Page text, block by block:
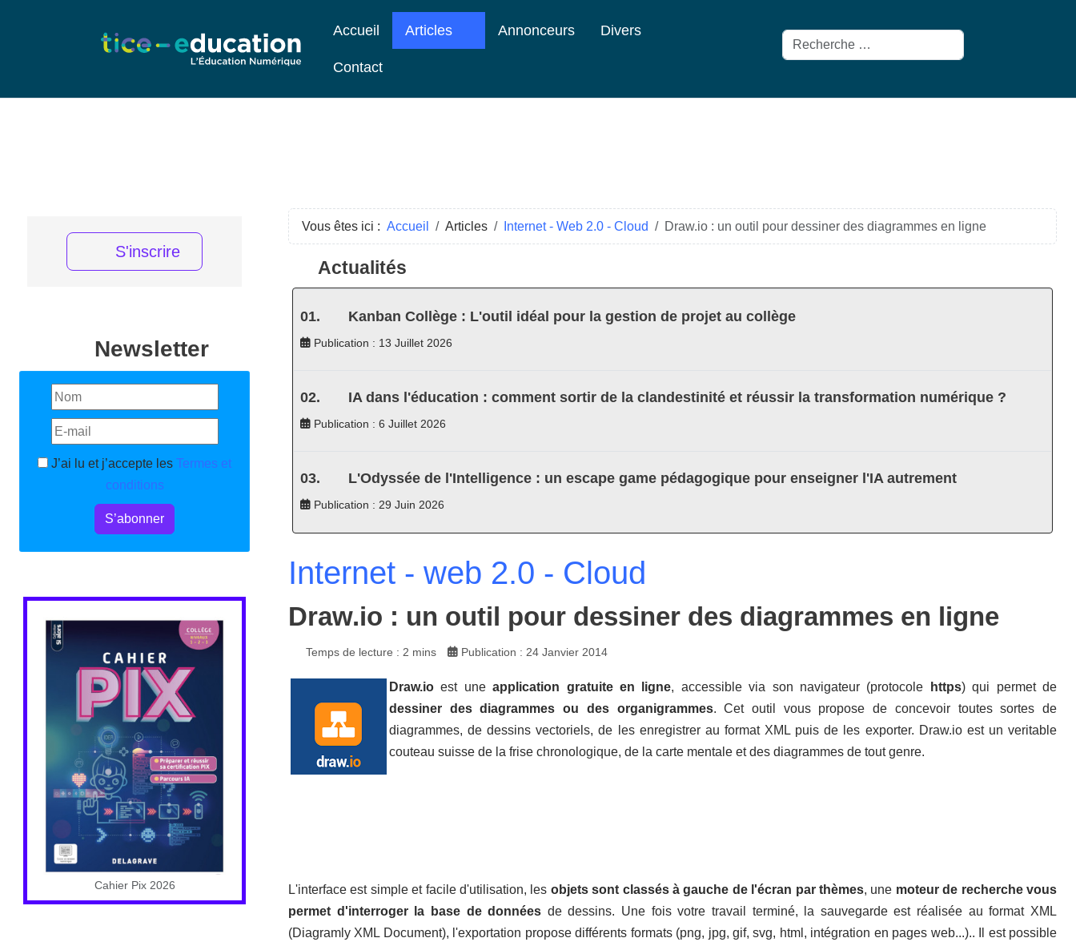
Accueil Articles Annonceurs Divers
Contact
Rechercher
S'inscrire
Newsletter
J’ai lu et j’accepte les Termes et
conditions
S’abonner
Cahier Pix 2026
Vous êtes ici : Accueil Articles Internet - Web 2.0 - Cloud Draw.io : un outil pour dessiner des diagrammes en ligne
Actualités
Kanban Collège : L'outil idéal pour la gestion de projet au collège
Publication : 13 Juillet 2026
IA dans l'éducation : comment sortir de la clandestinité et réussir la transformation numérique ?
Publication : 6 Juillet 2026
L'Odyssée de l'Intelligence : un escape game pédagogique pour enseigner l'IA autrement
Publication : 29 Juin 2026
Internet - web 2.0 - Cloud
Draw.io : un outil pour dessiner des diagrammes en ligne
Temps de lecture : 2 mins Publication : 24 Janvier 2014
Draw.io est uneapplication gratuite en ligne, accessible via son navigateur (protocole https) qui permet de
dessiner des diagrammes ou des organigrammes. Cet outil vous propose de concevoir toutes sortes de
diagrammes, de dessins vectoriels, de les enregistrer au format XML puis de les exporter. Draw.io est un veritable
couteau suisse de la frise chronologique, de la carte mentale et des diagrammes de tout genre.
L'interface est simple et facile d'utilisation, les objets sont classés à gauche de l'écran par thèmes, une moteur de recherche vous
permet d'interroger la base de données de dessins. Une fois votre travail terminé, la sauvegarde est réalisée au format XML
(Diagramly XML Document), l'exportation propose différents formats (png, jpg, gif, svg, html, intégration en pages web...).. Il est possible